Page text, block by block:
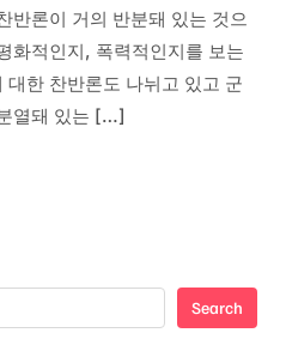
반론이 거의 반분돼 있는 것으
화적인지, 폭력적인지를 보는
한 찬반론도 나뉘고 있고 군
열돼 있는 […]
Search